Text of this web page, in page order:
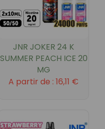
JNR JOKER 24 K
SUMMER PEACH ICE 20
MG
A partir de : 16,11 €